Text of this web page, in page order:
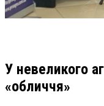
У невеликого
«обличчя»